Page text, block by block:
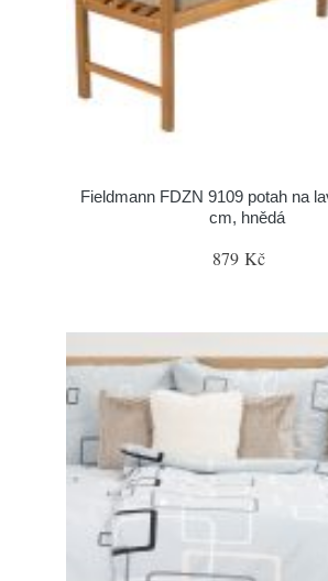
Fieldmann FDZN 9109 potah na
cm, hnědá
879 Kč